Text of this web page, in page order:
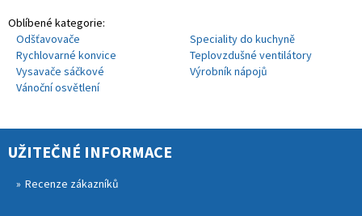
Oblíbené kategorie:
Odšťavovače
Speciality do kuchyně
Rychlovarné konvice
Teplovzdušné ventilátory
Vysavače sáčkové
Výrobník nápojů
Vánoční osvětlení
UŽITEČNÉ INFORMACE
Recenze zákazníků